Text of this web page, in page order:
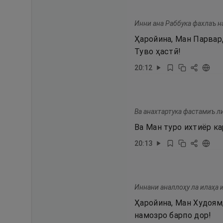
Инни ана Раббука фахлаъ
Ҳаройина, Ман
Туво ҳастӣ!
20:12
Ва анахтартука фастамиъ
Ва Ман туро ихтиёр
20:13
Иннани аналлоҳу ла илаҳа
Ҳаройина, Ман
намозро барпо дор!